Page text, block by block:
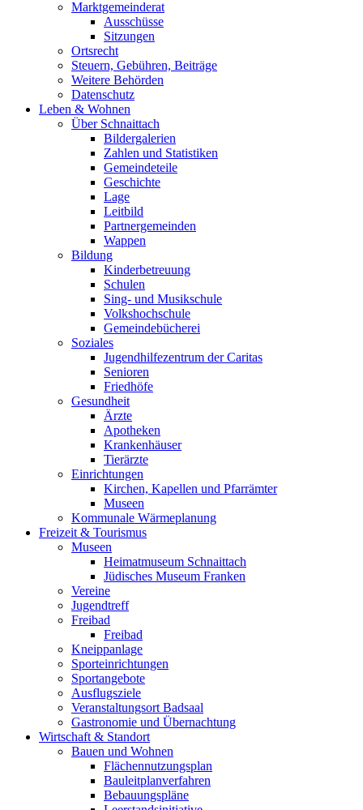
Marktgemeinderat
Ausschüsse
Sitzungen
Ortsrecht
Steuern, Gebühren, Beiträge
Weitere Behörden
Datenschutz
Leben & Wohnen
Über Schnaittach
Bildergalerien
Zahlen und Statistiken
Gemeindeteile
Geschichte
Lage
Leitbild
Partnergemeinden
Wappen
Bildung
Kinderbetreuung
Schulen
Sing- und Musikschule
Volkshochschule
Gemeindebücherei
Soziales
Jugendhilfezentrum der Caritas
Senioren
Friedhöfe
Gesundheit
Ärzte
Apotheken
Krankenhäuser
Tierärzte
Einrichtungen
Kirchen, Kapellen und Pfarrämter
Museen
Kommunale Wärmeplanung
Freizeit & Tourismus
Museen
Heimatmuseum Schnaittach
Jüdisches Museum Franken
Vereine
Jugendtreff
Freibad
Freibad
Kneippanlage
Sporteinrichtungen
Sportangebote
Ausflugsziele
Veranstaltungsort Badsaal
Gastronomie und Übernachtung
Wirtschaft & Standort
Bauen und Wohnen
Flächennutzungsplan
Bauleitplanverfahren
Bebauungspläne